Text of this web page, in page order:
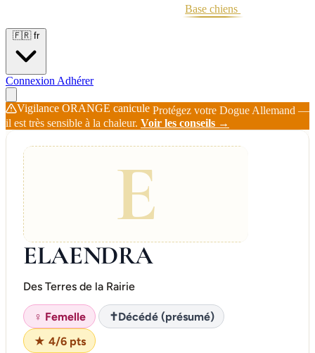
Base chiens
🇫🇷 fr
Connexion Adhérer
Vigilance ORANGE canicule Protégez votre Dogue Allemand —
il est très sensible à la chaleur. Voir les conseils →
E
ELAENDRA
Des Terres de la Rairie
♀ Femelle ✝Décédé (présumé)
★ 4/6 pts